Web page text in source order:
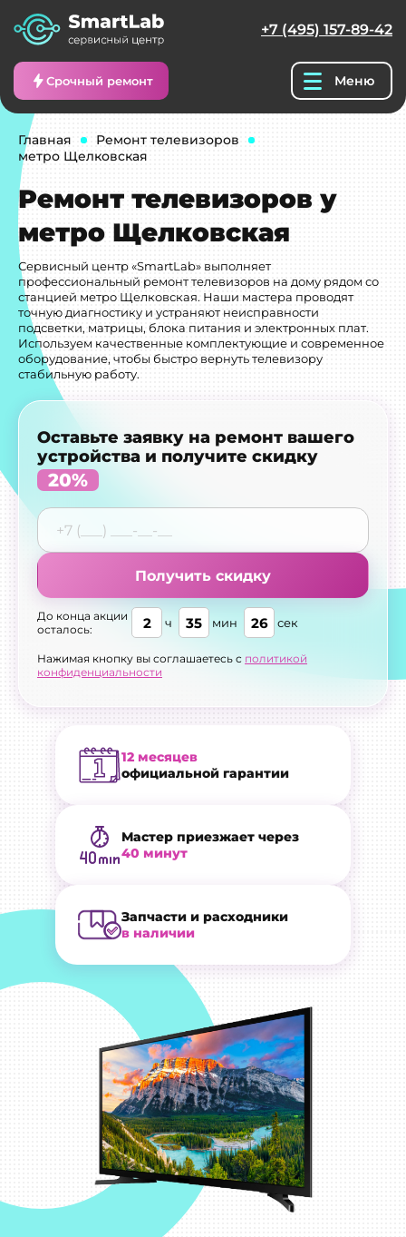
+7 (495) 157-89-42
Срочный ремонт Меню
Главная
Ремонт телевизоров
метро Щелковская
Ремонт телевизоров у
метро Щелковская
Сервисный центр «SmartLab» выполняет
профессиональный ремонт телевизоров на дому рядом со
станцией метро Щелковская. Наши мастера проводят
точную диагностику и устраняют неисправности
подсветки, матрицы, блока питания и электронных плат.
Используем качественные комплектующие и современное
оборудование, чтобы быстро вернуть телевизору
стабильную работу.
Оставьте заявку на ремонт вашего
устройства и получите скидку
20%
Получить скидку
До конца акции
осталось:
2 ч 35 мин 25 сек
Нажимая кнопку вы соглашаетесь с политикой
конфиденциальности
12 месяцев
официальной гарантии
Мастер приезжает через
40 минут
Запчасти и расходники
в наличии